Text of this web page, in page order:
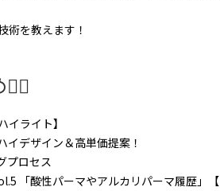
術を教えます！
ライト】
デザイン＆高単価提案！
プロセス
「酸性パーマやアルカリパーマ履歴」【